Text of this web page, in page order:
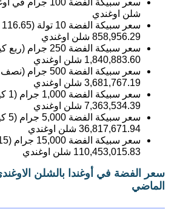
شلن اوغندي
سعر سبيكة الفضة 10 تولة (116.65 جرام) في أوغندا:
858,956.29 شلن اوغندي
سعر سبيكة الفضة 250 جرام (ربع كيلو) في أوغندا:
1,840,883.60 شلن اوغندي
سعر سبيكة الفضة 500 جرام (نصف كيلو) في أوغندا:
3,681,767.19 شلن اوغندي
سعر سبيكة الفضة 1,000 جرام (1 كيلو) في أوغندا:
7,363,534.39 شلن اوغندي
سعر سبيكة الفضة 5,000 جرام (5 كيلو) في أوغندا:
36,817,671.94 شلن اوغندي
سعر سبيكة الفضة 15,000 جرام (15 كيلو) في أوغندا:
110,453,015.83 شلن اوغندي
سعر الفضة في أوغندا بالشلن
الماضي